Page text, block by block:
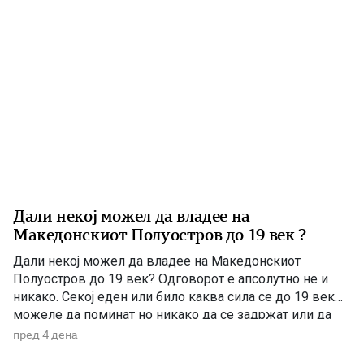
Дали некој можел да владее на
Македонскиот Полуостров до 19 век ?
Дали некој можел да владее на Македонскиот
Полуостров до 19 век? Одговорот е апсолутно не и
никако. Секој еден или било каква сила се до 19 век
можеле да поминат но никако да се задржат или да
управуваат поради неколку причини – планинската
пред 4 дена